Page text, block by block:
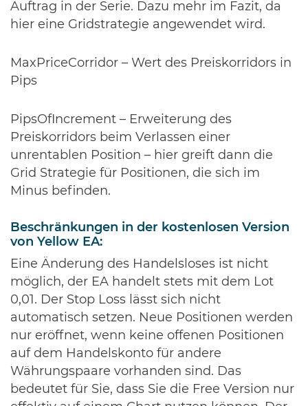
Auftrag in der Serie. Dazu mehr im Fazit, da
hier eine Gridstrategie angewendet wird.
MaxPriceCorridor – Wert des Preiskorridors in
Pips
PipsOfIncrement – Erweiterung des
Preiskorridors beim Verlassen einer
unrentablen Position – hier greift dann die
Grid Strategie für Positionen, die sich im
Minus befinden.
Beschränkungen in der kostenlosen Version
von Yellow EA:
Eine Änderung des Handelsloses ist nicht
möglich, der EA handelt stets mit dem Lot
0,01. Der Stop Loss lässt sich nicht
automatisch setzen. Neue Positionen werden
nur eröffnet, wenn keine offenen Positionen
auf dem Handelskonto für andere
Währungspaare vorhanden sind. Das
bedeutet für Sie, dass Sie die Free Version nur